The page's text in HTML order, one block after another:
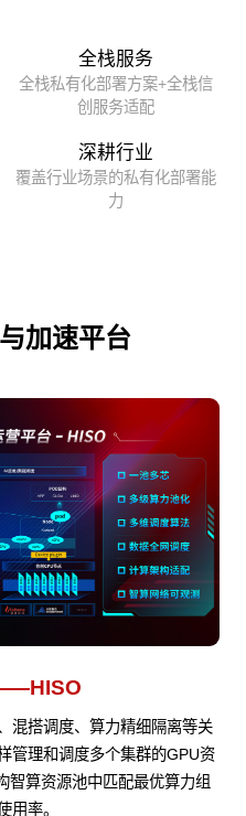
全栈服务
全栈私有化部署方案+全栈信
创服务适配
深耕行业
覆盖行业场景的私有化部署能
力
加速平台
混搭调度、算力精细隔离等关
管理和调度多个集群的GPU资
智算资源池中匹配最优算力组
用率。